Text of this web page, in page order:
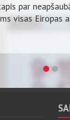
par
visas Eiropas
SB
un